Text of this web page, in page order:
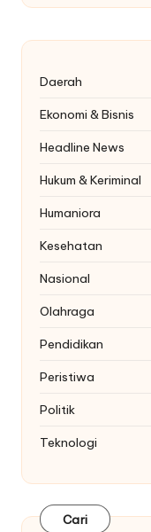
Daerah
Ekonomi & Bisnis
Headline News
Hukum & Keriminal
Humaniora
Kesehatan
Nasional
Olahraga
Pendidikan
Peristiwa
Politik
Teknologi
Cari